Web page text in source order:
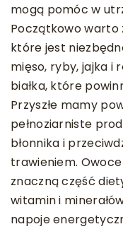
mogą pomóc w
Początkowo warto
które jest
mięso, ryby, jajka i
białka, które
Przyszłe mamy
pełnoziarniste
błonnika i
trawieniem.
znaczną część
witamin i
napoje